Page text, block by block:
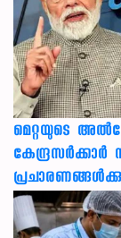
മെറ്റയുടെ
കേന്ദ്രസർക്കാർ